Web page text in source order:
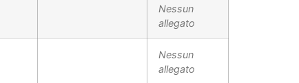
Nessun
allegato
Nessun
allegato